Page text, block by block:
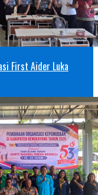
First Aider Luka